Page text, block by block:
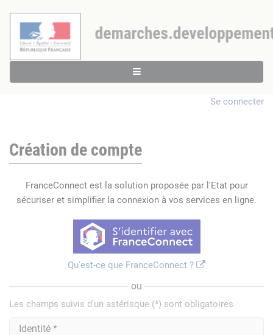
Se connecter
Création de compte
FranceConnect est la solution proposée par l'Etat pour
sécuriser et simplifier la connexion à vos services en ligne.
Qu'est-ce que FranceConnect ?
ou
Les champs suivis d'un astérisque (*) sont obligatoires
Identité *